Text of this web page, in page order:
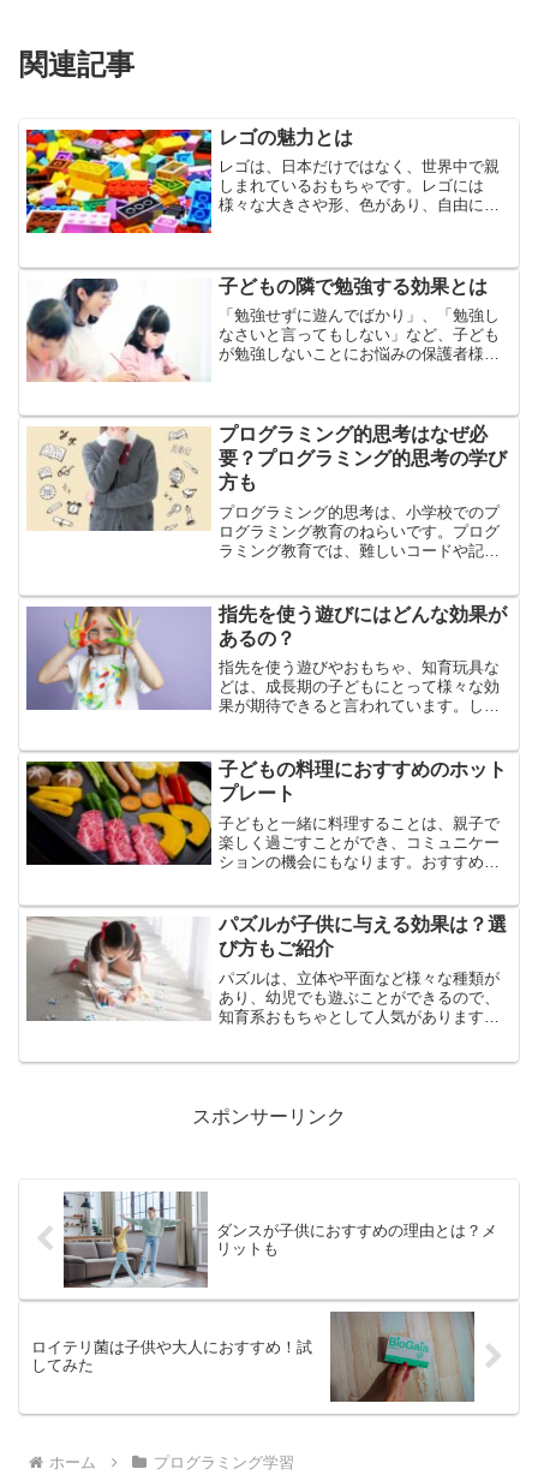
関連記事
レゴの魅力とは
レゴは、日本だけではなく、世界中で親
しまれているおもちゃです。レゴには
様々な大きさや形、色があり、自由に組
す。子どもも大人も夢中でブロ...
子どもの隣で勉強する効果とは
「勉強せずに遊んでばかり」、「勉強し
なさいと言ってもしない」など、子ども
が勉強しないことにお悩みの保護者様は
も、子どものやる気がなければ、勉強に
取り組むことは難しいでしょ...
プログラミング的思考はなぜ必
要？プログラミング的思考の学び
方も
プログラミング的思考は、小学校でのプ
ログラミング教育のねらいです。プログ
ラミング教育では、難しいコードや記号
プログラミング教育では、プログラミン
グ的思考を育むことが目的...
指先を使う遊びにはどんな効果が
あるの？
指先を使う遊びやおもちゃ、知育玩具な
どは、成長期の子どもにとって様々な効
果が期待できると言われています。しか
か側からないという方もいるでしょう。
今回は、指先を使う遊びに...
子どもの料理におすすめのホット
プレート
子どもと一緒に料理することは、親子で
楽しく過ごすことができ、コミュニケー
ションの機会にもなります。おすすめ
料理やスイーツ作りなどを子どもと一緒
に楽しむことができます。今...
パズルが子供に与える効果は？選
び方もご紹介
パズルは、立体や平面など様々な種類が
あり、幼児でも遊ぶことができるので、
知育系おもちゃとして人気があります。
スポンサーリンク
ダンスが子供におすすめの理由とは？メ
リットも
ロイテリ菌は子供や大人におすすめ！試
してみた
ホーム プログラミング学習